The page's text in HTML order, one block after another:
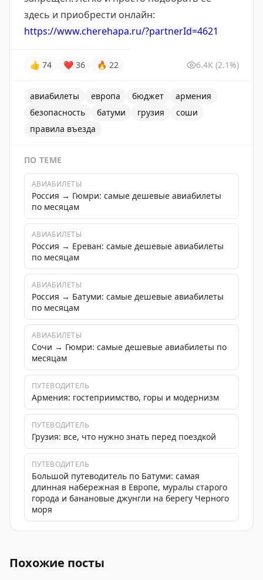
здесь и приобрести онлайн:
https://www.cherehapa.ru/?partnerId=4621
👍 74 ❤ 36 🔥 22 6.4K (2.1%)
авиабилеты европа бюджет
армения
безопасность
батуми грузия
соши
правила въезда
ПО ТЕМЕ
АВИАБИЛЕТЫ
Россия → Гюмри: самые дешевые авиабилеты
по месяцам
АВИАБИЛЕТЫ
Россия → Ереван: самые дешевые авиабилеты
по месяцам
АВИАБИЛЕТЫ
Россия → Батуми: самые дешевые авиабилеты
по месяцам
АВИАБИЛЕТЫ
Сочи → Гюмри: самые дешевые авиабилеты по
месяцам
ПУТЕВОДИТЕЛЬ
Армения: гостеприимство, горы и модернизм
ПУТЕВОДИТЕЛЬ
Грузия: все, что нужно знать перед поездкой
ПУТЕВОДИТЕЛЬ
Большой путеводитель по Батуми: самая
длинная набережная в Европе, муралы старого
города и банановые джунгли на берегу Черного
моря
Похожие посты